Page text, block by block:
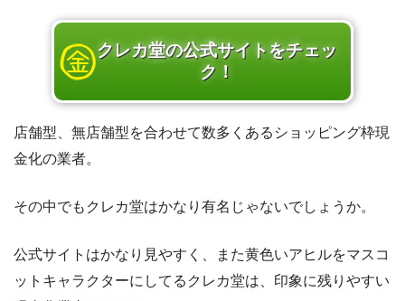
クレカ堂の公式サイトをチェッ
ク！
店舗型、無店舗型を合わせて数多くあるショッピング枠現
金化の業者。
その中でもクレカ堂はかなり有名じゃないでしょうか。
公式サイトはかなり見やすく、また黄色いアヒルをマスコ
ットキャラクターにしてるクレカ堂は、印象に残りやすい